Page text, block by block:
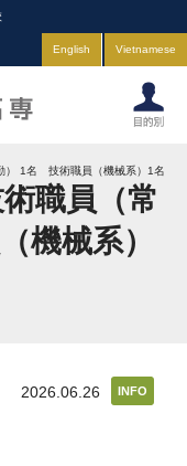
English Vietnamese
） 1名 技術職員（機械系）1名
職員（常
機械系）
INFO
2026.06.26